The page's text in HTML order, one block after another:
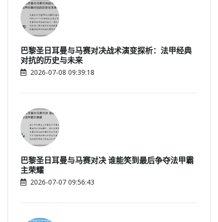
巴黎圣日耳曼与马赛对决战术演变探析：法甲经典
对抗的历史与未来
2026-07-08 09:39:18
巴黎圣日耳曼与马赛对决 谁能笑到最后争夺法甲霸
主荣耀
2026-07-07 09:56:43